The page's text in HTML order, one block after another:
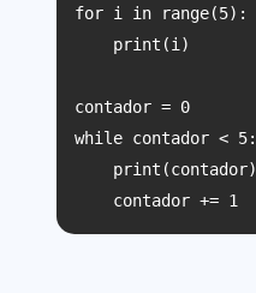
for i in range(5):
    print(i)
contador = 0
while contador < 5:
    print(contador)